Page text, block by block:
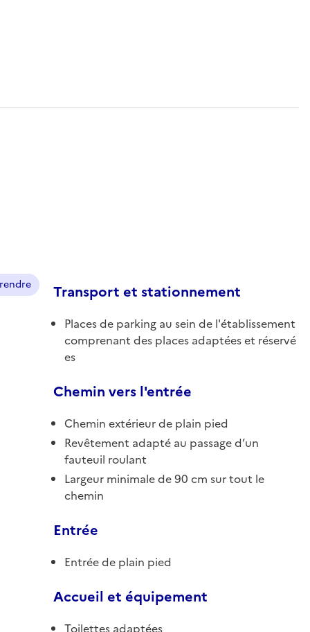
Transport et stationnement
Places de parking au sein de l'établissement
comprenant des places adaptées et réservé
es
Chemin vers l'entrée
Chemin extérieur de plain pied
Revêtement adapté au passage d’un
fauteuil roulant
Largeur minimale de 90 cm sur tout le
chemin
Entrée
Entrée de plain pied
Accueil et équipement
Toilettes adaptées